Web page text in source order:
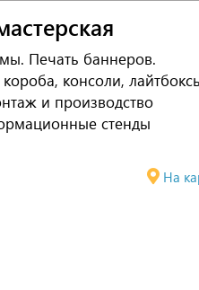
Печать баннеров.
консоли,
и производство
стенды
На